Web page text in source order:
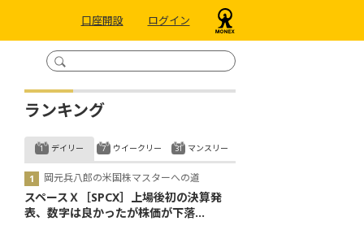
口座開設 ログイン
ランキング
デイリー
岡元兵八郎の米国株マスターへの道
スペースＸ［SPCX］上場後初の決算発
表、数字は良かったが株価が下落...
ウイークリー マンスリー